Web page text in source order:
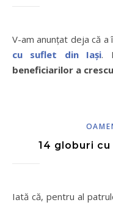
V-am anunțat deja că
cu suflet din Iași.
beneficiarilor a
14 globuri
Iată că, pentru al patrulea an consecutiv, anunț astăzi: dăm